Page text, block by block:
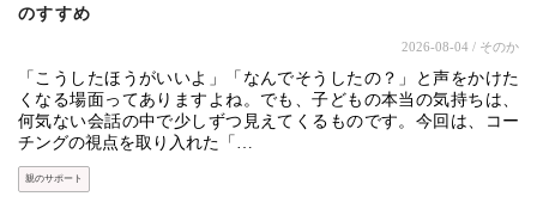
のすすめ
2026-08-04 / そのか
「こうしたほうがいいよ」「なんでそうしたの？」と声をかけた
くなる場面ってありますよね。でも、子どもの本当の気持ちは、
何気ない会話の中で少しずつ見えてくるものです。今回は、コー
チングの視点を取り入れた「…
親のサポート